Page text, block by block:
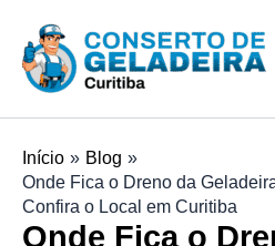
para
Início
Blog
Onde Fica o Dreno da
Confira o Local em Curitiba
Onde Fica o